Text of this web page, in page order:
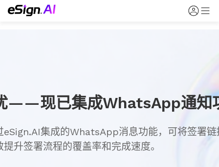
——现已集成WhatsApp通知
eSign.AI集成的WhatsApp消息功能，可将签署
升签署流程的覆盖率和完成速度。